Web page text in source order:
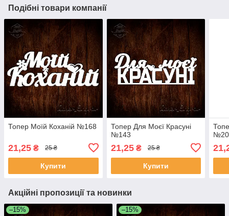
Подібні товари компанії
Топер Моїй Коханій №168
21,25 ₴ 25 ₴
Купити
Топер Для Моєї Красуні
№143
21,25₴ 25 ₴
Купити
Акційні пропозиції та новинки
–15% –15%